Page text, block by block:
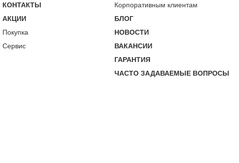
КОНТАКТЫ
АКЦИИ
Покупка
Сервис
Корпоративным клиентам
БЛОГ
НОВОСТИ
ВАКАНСИИ
ГАРАНТИЯ
ЧАСТО ЗАДАВАЕМЫЕ ВОПРОСЫ